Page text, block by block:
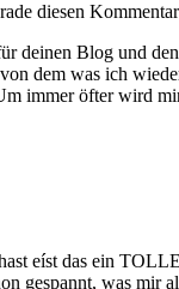
diesen
deinen Blog und
dem was ich
immer öfter wird
eíst das ein
gespannt, was mir